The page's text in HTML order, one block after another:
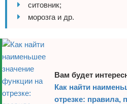
ситовник;
морозга и др.
Вам будет
Как найти
отрезке: правила,